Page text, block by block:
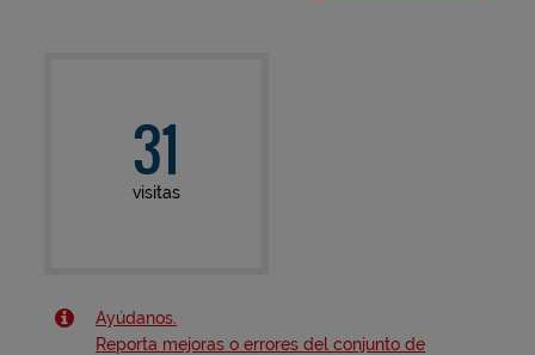
31
visitas
Ayúdanos.
Reporta mejoras o errores del conjunto de